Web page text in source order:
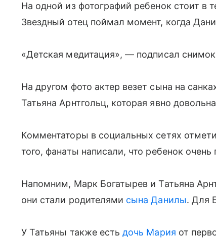
На одной из фотографий ребенок стоит
Звездный отец поймал момент, когда
«Детская медитация», — подписал снимок
На другом фото актер везет сына на
Татьяна Арнтгольц, которая явно
Комментаторы в социальных сетях
того, фанаты написали, что ребенок
Напомним, Марк Богатырев и Татьяна
они стали родителями сына Данилы. Для
У Татьяны также естьдочь Мария от